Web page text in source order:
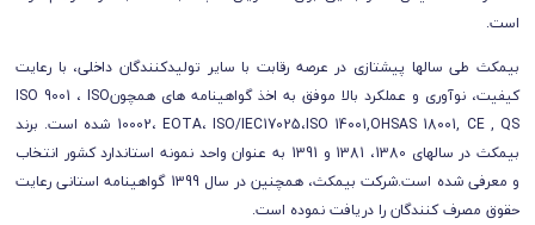
است.
بیمکث طی سال­ها پیشتازی در عرصه رقابت با سایر تولیدکنندگان داخلی، با رعایت
کیفیت، نوآوری و عملکرد بالا موفق به اخذ گواهینامه­ های همچونISO 9001 ، ISO
10002، EOTA، ISO/IEC17025،ISO 14001,OHSAS 18001, CE , QS شده است. برند
بیمکث در سال­های 1380، 1381 و 1391 به عنوان واحد نمونه استاندارد کشور انتخاب
و معرفی شده است.شرکت بیمکث، همچنین در سال 1399 گواهینامه استانی رعایت
حقوق مصرف کنندگان را دریافت نموده است.